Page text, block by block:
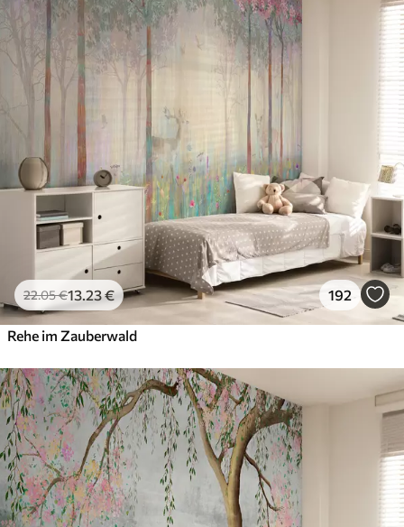
22.05€13 .23€ 192
Rehe im Zauberwald